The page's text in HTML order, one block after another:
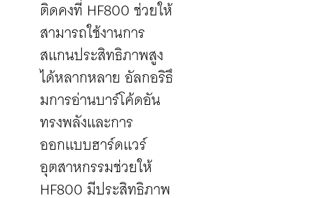
ติดคงที่ HF800 ช่วยให้
สามารถใช้งานการ
สแกนประสิทธิภาพสูง
ได้หลากหลาย อัลกอริธึ
มการอ่านบาร์โค้ดอัน
ทรงพลังและการ
ออกแบบฮาร์ดแวร์
อุตสาหกรรมช่วยให้
HF800 มีประสิทธิภาพ